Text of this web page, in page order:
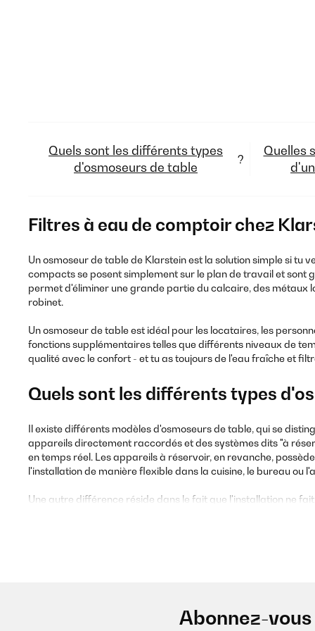
Quels sont les différents types
d'osmoseurs de table
?
Quelles
Filtres à eau de comptoir chez
Un osmoseur de table de Klarstein est la solution simple si
compacts se posent simplement sur le plan de travail et sont
permet d'éliminer une grande partie du calcaire, des métaux
robinet.
Un osmoseur de table est idéal pour les locataires, les
fonctions supplémentaires telles que différents niveaux de
qualité avec le confort - et tu as toujours de l'eau fraîche et
Quels sont les différents types
Il existe différents modèles d'osmoseurs de table, qui se
appareils directement raccordés et des systèmes dits "à
en temps réel. Les appareils à réservoir, en revanche,
l'installation de manière flexible dans la cuisine, le bureau ou
Une autre différence réside dans le fait que l'installation ne
filtrée, ainsi que des modèles confort avec fonction eau
également une reminéralisation intégrée, qui consiste à
De quelles caractéristiques un
Abonnez-